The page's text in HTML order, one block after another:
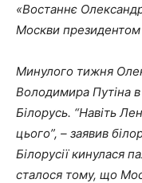
«Востаннє
Москви президентом
Минулого тижня
Володимира Путіна
Білорусь. “Навіть
цього”, – заявив
Білорусії кинулася
сталося тому, що